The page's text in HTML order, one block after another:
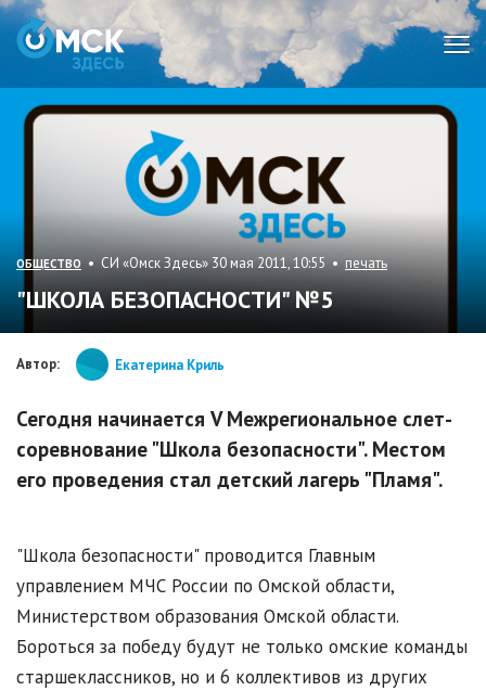
ОБЩЕСТВО • СИ «Омск Здесь» 30 мая 2011, 10:55 • печать
"ШКОЛА БЕЗОПАСНОСТИ" №5
Автор: Екатерина Криль
Сегодня начинается V Межрегиональное слет-
соревнование "Школа безопасности". Местом
его проведения стал детский лагерь "Пламя".
"Школа безопасности" проводится Главным
управлением МЧС России по Омской области,
Министерством образования Омской области.
Бороться за победу будут не только омские команды
старшеклассников, но и 6 коллективов из других